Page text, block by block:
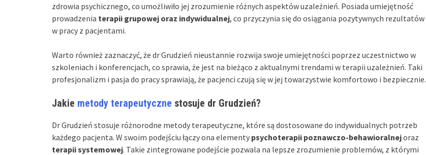
zdrowia psychicznego, co umożliwiło jej zrozumienie różnych aspektów uzależnień. Posiada umiejętność
prowadzenia terapii grupowej oraz indywidualnej, co przyczynia się do osiągania pozytywnych rezultatów
w pracy z pacjentami.
Warto również zaznaczyć, że dr Grudzień nieustannie rozwija swoje umiejętności poprzez uczestnictwo w
szkoleniach i konferencjach, co sprawia, że jest na bieżąco z aktualnymi trendami w terapii uzależnień. Taki
profesjonalizm i pasja do pracy sprawiają, że pacjenci czują się w jej towarzystwie komfortowo i bezpiecznie.
Jakie metody terapeutyczne stosuje dr Grudzień?
Dr Grudzień stosuje różnorodne metody terapeutyczne, które są dostosowane do indywidualnych potrzeb
każdego pacjenta. W swoim podejściu łączy ona elementy psychoterapii poznawczo-behawioralnejoraz
terapii systemowej. Takie zintegrowane podejście pozwala na lepsze zrozumienie problemów, z którymi